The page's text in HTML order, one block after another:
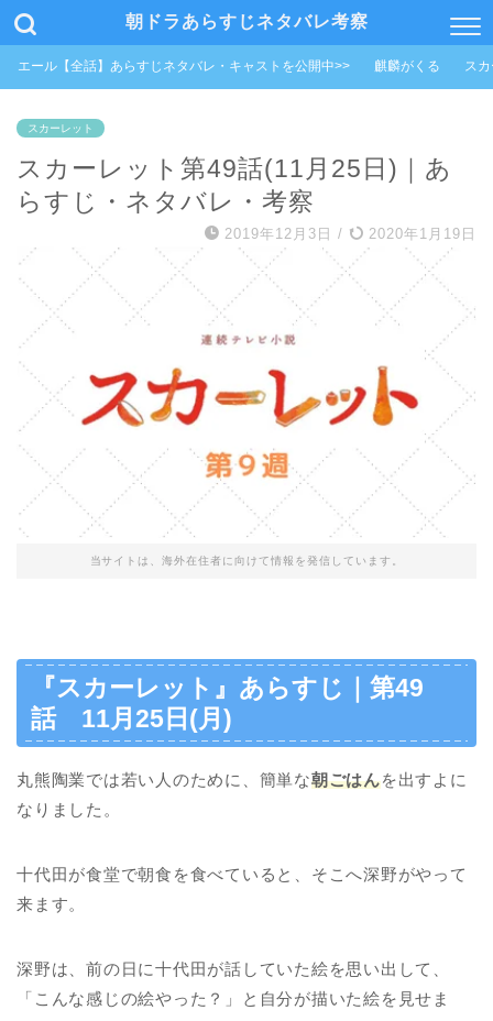
朝ドラあらすじネタバレ考察
エール【全話】あらすじネタバレ・キャストを公開中>> 麒麟がくる ス
スカーレット
スカーレット第49話(11月25日)｜あ
らすじ・ネタバレ・考察
2019年12月3日 / 2020年1月19日
当サイトは、海外在住者に向けて情報を発信しています。
『スカーレット』あらすじ｜第49
話 11月25日(月)
丸熊陶業では若い人のために、簡単な朝ごはんを出すよに
なりました。
十代田が食堂で朝食を食べていると、そこへ深野がやって
来ます。
深野は、前の日に十代田が話していた絵を思い出して、
「こんな感じの絵やった？」と自分が描いた絵を見せま